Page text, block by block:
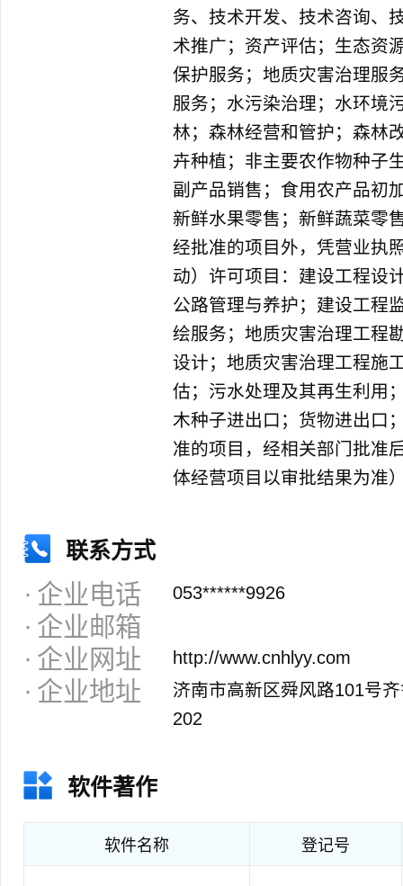
务、技术开发、技术咨询、
术推广；资产评估；生态资
保护服务；地质灾害治理服
服务；水污染治理；水环境
林；森林经营和管护；森林
卉种植；非主要农作物种子
副产品销售；食用农产品初
新鲜水果零售；新鲜蔬菜零
经批准的项目外，凭营业执
动）许可项目：建设工程设
公路管理与养护；建设工程
绘服务；地质灾害治理工程
设计；地质灾害治理工程施
估；污水处理及其再生利用
木种子进出口；货物进出口
准的项目，经相关部门批准
体经营项目以审批结果为准
联系方式
企业电话 053******9926
企业邮箱
企业网址
http://www.cnhlyy.com
企业地址
济南市高新区舜风路101号
202
软件著作
软件名称 登记号